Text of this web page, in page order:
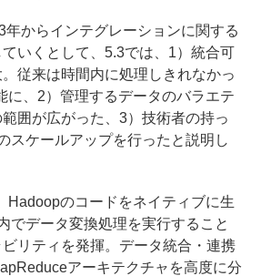
からインテグレーションに関する
いくとして、5.3では、1）統合可
従来は時間内に処理しきれなかっ
に、2）管理するデータのバラエテ
囲が広がった、3）技術者の持っ
スケールアップを行ったと説明し
のコードをネイティブに生
でデータ変換処理を実行すること
リティを発揮。データ統合・連携
アーキテクチャを高度に分